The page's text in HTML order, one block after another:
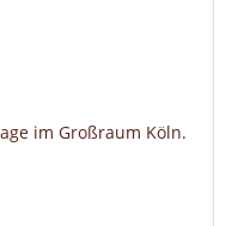
im Großraum Köln.